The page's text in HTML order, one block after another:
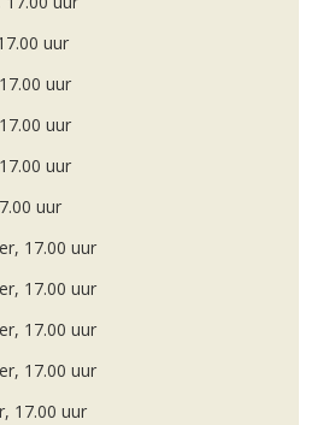
uur
uur
uur
uur
uur
17.00 uur
17.00 uur
17.00 uur
17.00 uur
17.00 uur